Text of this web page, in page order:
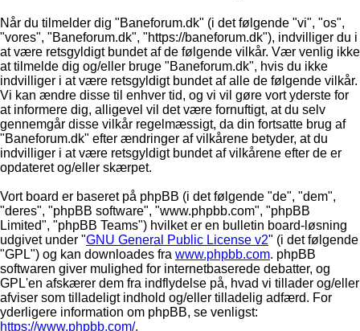
Når du tilmelder dig "Baneforum.dk" (i det følgende "vi", "os",
"vores", "Baneforum.dk", "https://baneforum.dk"), indvilliger du i
at være retsgyldigt bundet af de følgende vilkår. Vær venlig ikke
at tilmelde dig og/eller bruge "Baneforum.dk", hvis du ikke
indvilliger i at være retsgyldigt bundet af alle de følgende vilkår.
Vi kan ændre disse til enhver tid, og vi vil gøre vort yderste for
at informere dig, alligevel vil det være fornuftigt, at du selv
gennemgår disse vilkår regelmæssigt, da din fortsatte brug af
"Baneforum.dk" efter ændringer af vilkårene betyder, at du
indvilliger i at være retsgyldigt bundet af vilkårene efter de er
opdateret og/eller skærpet.
Vort board er baseret på phpBB (i det følgende "de", "dem",
"deres", "phpBB software", "www.phpbb.com", "phpBB
Limited", "phpBB Teams") hvilket er en bulletin board-løsning
udgivet under "GNU General Public License v2" (i det følgende
"GPL") og kan downloades fra www.phpbb.com. phpBB
softwaren giver mulighed for internetbaserede debatter, og
GPL'en afskærer dem fra indflydelse på, hvad vi tillader og/eller
afviser som tilladeligt indhold og/eller tilladelig adfærd. For
yderligere information om phpBB, se venligst:
https://www.phpbb.com/.